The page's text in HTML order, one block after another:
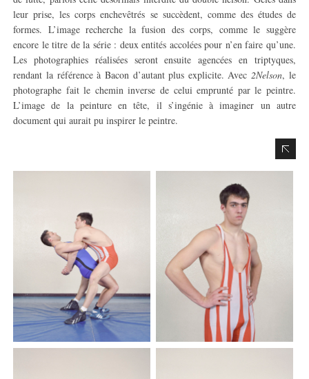
leur prise, les corps enchevêtrés se succèdent, comme des études de
formes. L’image recherche la fusion des corps, comme le suggère
encore le titre de la série : deux entités accolées pour n’en faire qu’une.
Les photographies réalisées seront ensuite agencées en triptyques,
rendant la référence à Bacon d’autant plus explicite. Avec2Nelson, le
photographe fait le chemin inverse de celui emprunté par le peintre.
L’image de la peinture en tête, il s’ingénie à imaginer un autre
document qui aurait pu inspirer le peintre.